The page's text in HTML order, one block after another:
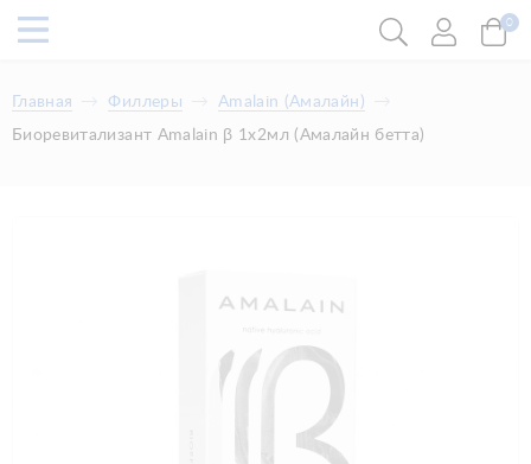
0
Главная Филлеры
Amalain (Амалайн)
Биоревитализант Amalain β 1x2мл (Амалайн бетта)